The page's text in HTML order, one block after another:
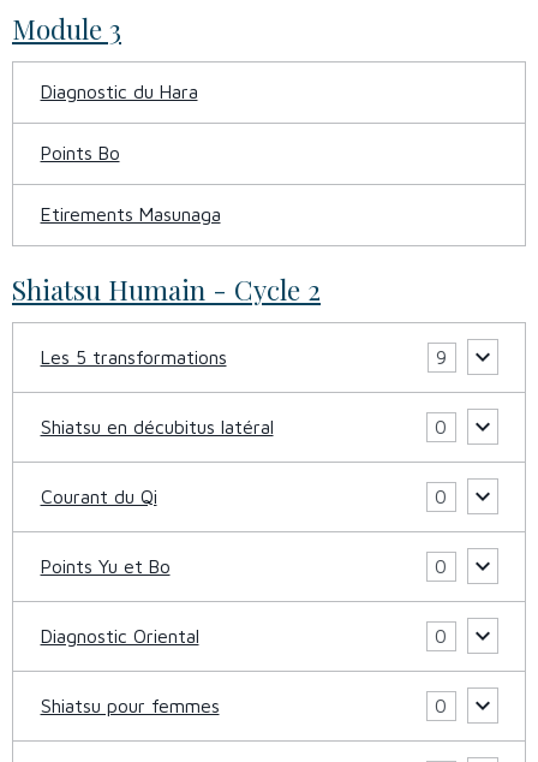
Module 3
Diagnostic du Hara
Points Bo
Etirements Masunaga
Shiatsu Humain - Cycle 2
Les 5 transformations 9
Shiatsu en décubitus latéral 0
Courant du Qi 0
Points Yu et Bo 0
Diagnostic Oriental 0
Shiatsu pour femmes 0